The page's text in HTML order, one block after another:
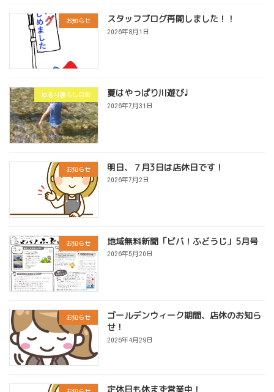
お知らせ スタッフブログ再開しました！！
2026年8月1日
ゆるり暮らし日和 夏はやっぱり川遊び♩
2026年7月31日
お知らせ 明日、７月3日は店休日です！
2026年7月2日
お知らせ 地域無料新聞「ビバ！ふどうじ」5月号
2026年5月20日
お知らせ
ゴールデンウィーク期間、店休のお知ら
せ！
2026年4月29日
定休日も休まず営業中！